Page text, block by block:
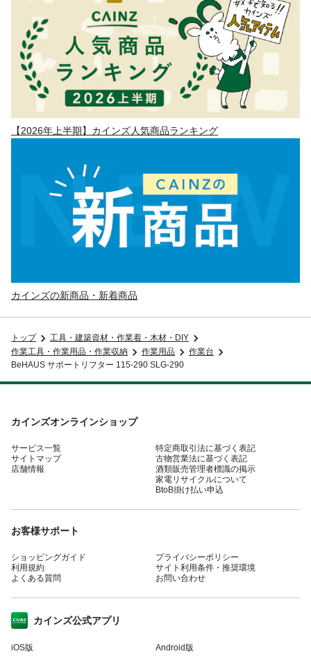
【2026年上半期】カインズ人気商品ランキング
カインズの新商品・新着商品
トップ
工具・建築資材・作業着・木材・DIY
作業工具・作業用品・作業収納
作業用品
作業台
BeHAUS サポートリフター 115-290 SLG-290
カインズオンラインショップ
サービス一覧
サイトマップ
店舗情報
特定商取引法に基づく表記
古物営業法に基づく表記
酒類販売管理者標識の掲示
家電リサイクルについて
BtoB掛け払い申込
お客様サポート
ショッピングガイド
利用規約
よくある質問
プライバシーポリシー
サイト利用条件・推奨環境
お問い合わせ
カインズ公式アプリ
iOS版 Android版